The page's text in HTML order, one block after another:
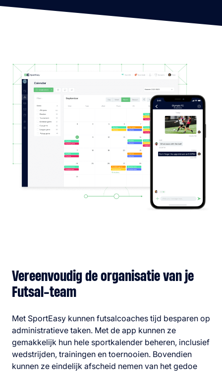
Vereenvoudig de organisatie van je
Futsal-team
Met SportEasy kunnen futsalcoaches tijd besparen op
administratieve taken. Met de app kunnen ze
gemakkelijk hun hele sportkalender beheren, inclusief
wedstrijden, trainingen en toernooien. Bovendien
kunnen ze eindelijk afscheid nemen van het gedoe